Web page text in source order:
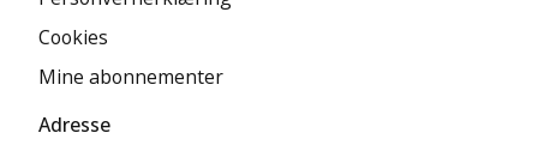
Cookies
Mine abonnementer
Adresse